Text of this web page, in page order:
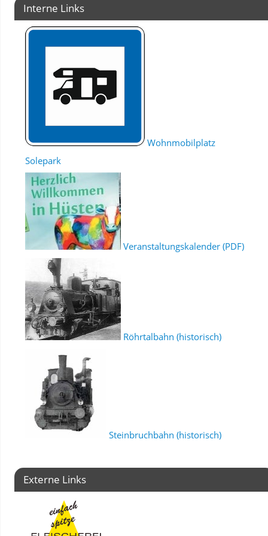
Interne Links
Wohnmobilplatz
Solepark
Veranstaltungskalender (PDF)
Röhrtalbahn (historisch)
Steinbruchbahn (historisch)
Externe Links